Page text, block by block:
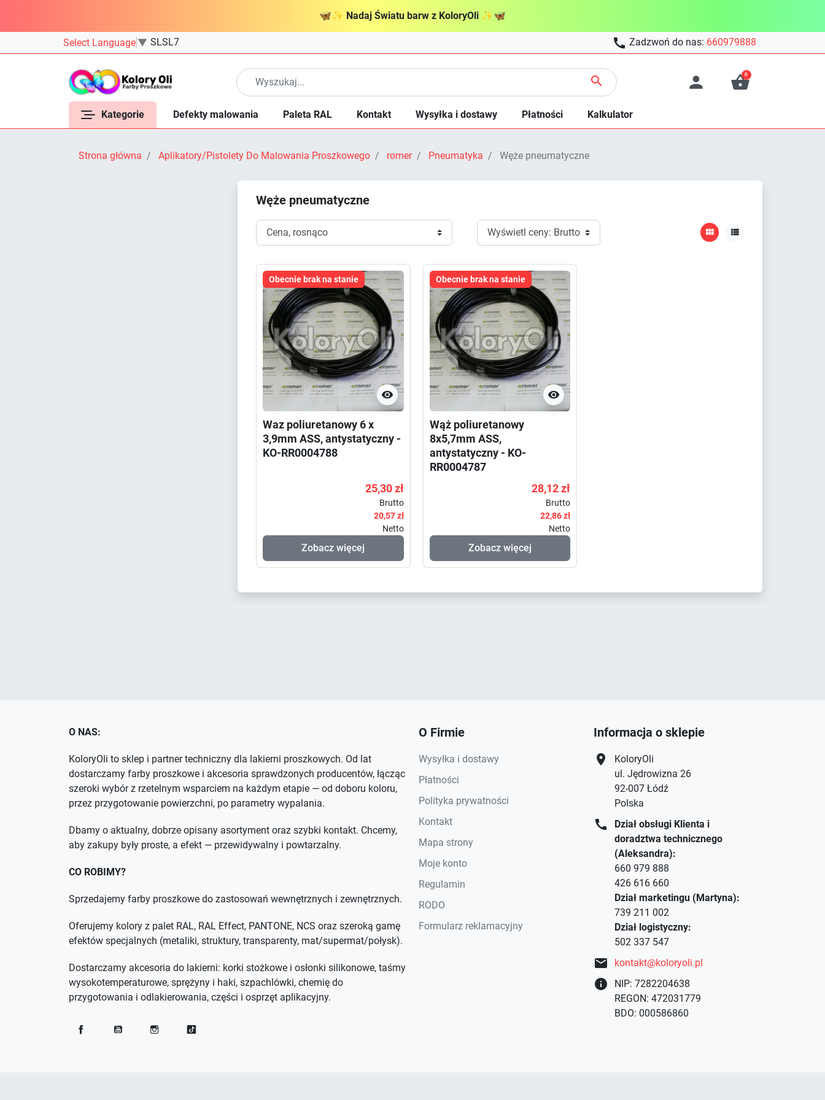
🦋✨ Nadaj Światu barw z KoloryOli ✨🦋
Select Language ▼ SLSL7  Zadzwoń do nas: 660979888
  
0
Kategorie Defekty malowania Paleta RAL Kontakt Wysyłka i dostawy Płatności Kalkulator
Strona główna Aplikatory/Pistolety Do Malowania Proszkowego romer Pneumatyka Węże pneumatyczne
Węże pneumatyczne
 
Obecnie brak na stanie

Waz poliuretanowy 6 x
3,9mm ASS, antystatyczny -
KO-RR0004788
25,30 zł
Brutto
20,57 zł
Netto
Zobacz więcej
Obecnie brak na stanie

Wąż poliuretanowy
8x5,7mm ASS,
antystatyczny - KO-
RR0004787
28,12 zł
Brutto
22,86 zł
Netto
Zobacz więcej
O NAS:
KoloryOli to sklep i partner techniczny dla lakierni proszkowych. Od lat
dostarczamy farby proszkowe i akcesoria sprawdzonych producentów, łącząc
szeroki wybór z rzetelnym wsparciem na każdym etapie — od doboru koloru,
przez przygotowanie powierzchni, po parametry wypalania.
Dbamy o aktualny, dobrze opisany asortyment oraz szybki kontakt. Chcemy,
aby zakupy były proste, a efekt — przewidywalny i powtarzalny.
CO ROBIMY?
Sprzedajemy farby proszkowe do zastosowań wewnętrznych i zewnętrznych.
Oferujemy kolory z palet RAL, RAL Effect, PANTONE, NCS oraz szeroką gamę
efektów specjalnych (metaliki, struktury, transparenty, mat/supermat/połysk).
Dostarczamy akcesoria do lakierni: korki stożkowe i osłonki silikonowe, taśmy
wysokotemperaturowe, sprężyny i haki, szpachlówki, chemię do
przygotowania i odlakierowania, części i osprzęt aplikacyjny.
O Firmie
Wysyłka i dostawy
Płatności
Polityka prywatności
Kontakt
Mapa strony
Moje konto
Regulamin
RODO
Formularz reklamacyjny
Informacja o sklepie
location_on
KoloryOli
ul. Jędrowizna 26
92-007 Łódź
Polska
call
Dział obsługi Klienta i
doradztwa technicznego
(Aleksandra):
660 979 888
426 616 660
Dział marketingu (Martyna):
739 211 002
Dział logistyczny:
502 337 547
mail kontakt@koloryoli.pl
info
NIP: 7282204638
REGON: 472031779
BDO: 000586860